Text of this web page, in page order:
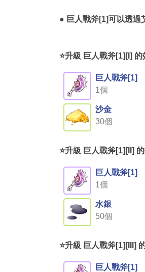
● 巨人戰斧[1]可以透過
⭐升級 巨人戰斧[1][I] 的
巨人戰斧[1]
1個
沙金
30個
⭐升級 巨人戰斧[1][II] 的
巨人戰斧[1]
1個
水銀
50個
⭐升級 巨人戰斧[1][III]
巨人戰斧[1]